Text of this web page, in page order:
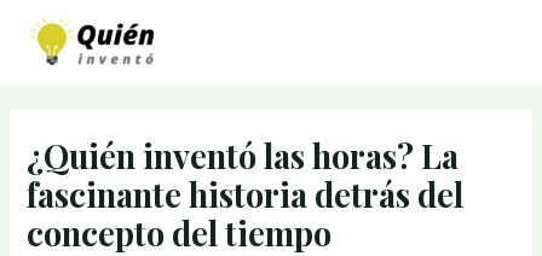
¿Quién inventó las horas? La
fascinante historia detrás del
concepto del tiempo